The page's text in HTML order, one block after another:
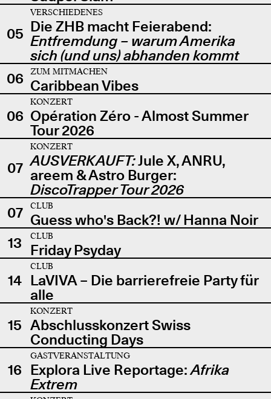
05
VERSCHIEDENES
Die ZHB macht Feierabend:
Entfremdung – warum Amerika
sich (und uns) abhanden kommt
06
ZUM MITMACHEN
Caribbean Vibes
06
KONZERT
Opération Zéro - Almost Summer
Tour 2026
07
KONZERT
AUSVERKAUFT:Jule X, ANRU,
areem & Astro Burger:
DiscoTrapper Tour 2026
07
CLUB
Guess who's Back?! w/ Hanna Noir
13
CLUB
Friday Psyday
14
CLUB
LaVIVA – Die barrierefreie Party für
alle
15
KONZERT
Abschlusskonzert Swiss
Conducting Days
16
GASTVERANSTALTUNG
Explora Live Reportage:Afrika
Extrem